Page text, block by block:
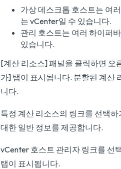
가상 데스크톱 호스트는 여
는 vCenter일 수 있습니다.
관리 호스트는 여러 하이퍼
있습니다.
[계산 리소스] 패널을 클릭하면 오
가] 탭이 표시됩니다. 분할된 계산
니다.
특정 계산 리소스의 링크를 선택
대한 일반 정보를 제공합니다.
vCenter 호스트 관리자 링크를 선
탭이 표시됩니다.